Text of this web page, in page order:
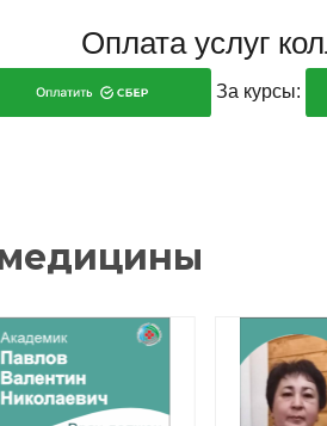
Оплата услуг
За курсы: